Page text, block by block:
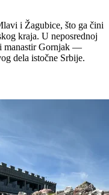
i Žagubice, što ga čini
kraja. U neposrednoj
manastir Gornjak —
dela istočne Srbije.